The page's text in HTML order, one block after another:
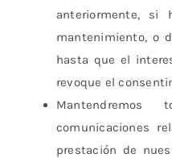
anteriormente, si
mantenimiento, o
hasta que el
revoque el
comunicaciones
prestación de